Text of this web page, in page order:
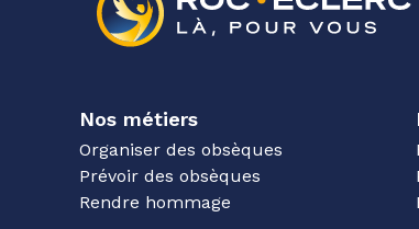
Nos métiers
Organiser des obsèques
Prévoir des obsèques
Rendre hommage